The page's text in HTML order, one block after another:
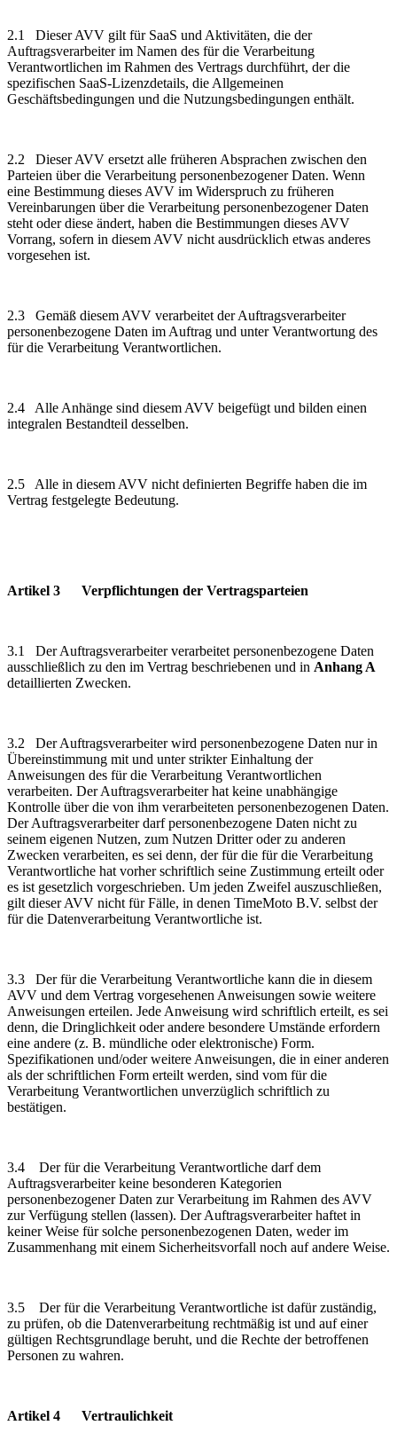
2.1 Dieser AVV gilt für SaaS und Aktivitäten, die der
Auftragsverarbeiter im Namen des für die Verarbeitung
Verantwortlichen im Rahmen des Vertrags durchführt, der die
spezifischen SaaS-Lizenzdetails, die Allgemeinen
Geschäftsbedingungen und die Nutzungsbedingungen enthält.
2.2 Dieser AVV ersetzt alle früheren Absprachen zwischen den
Parteien über die Verarbeitung personenbezogener Daten. Wenn
eine Bestimmung dieses AVV im Widerspruch zu früheren
Vereinbarungen über die Verarbeitung personenbezogener Daten
steht oder diese ändert, haben die Bestimmungen dieses AVV
Vorrang, sofern in diesem AVV nicht ausdrücklich etwas anderes
vorgesehen ist.
2.3 Gemäß diesem AVV verarbeitet der Auftragsverarbeiter
personenbezogene Daten im Auftrag und unter Verantwortung des
für die Verarbeitung Verantwortlichen.
2.4 Alle Anhänge sind diesem AVV beigefügt und bilden einen
integralen Bestandteil desselben.
2.5 Alle in diesem AVV nicht definierten Begriffe haben die im
Vertrag festgelegte Bedeutung.
Artikel 3 Verpflichtungen der Vertragsparteien
3.1 Der Auftragsverarbeiter verarbeitet personenbezogene Daten
ausschließlich zu den im Vertrag beschriebenen und in Anhang A
detaillierten Zwecken.
3.2 Der Auftragsverarbeiter wird personenbezogene Daten nur in
Übereinstimmung mit und unter strikter Einhaltung der
Anweisungen des für die Verarbeitung Verantwortlichen
verarbeiten. Der Auftragsverarbeiter hat keine unabhängige
Kontrolle über die von ihm verarbeiteten personenbezogenen Daten.
Der Auftragsverarbeiter darf personenbezogene Daten nicht zu
seinem eigenen Nutzen, zum Nutzen Dritter oder zu anderen
Zwecken verarbeiten, es sei denn, der für die für die Verarbeitung
Verantwortliche hat vorher schriftlich seine Zustimmung erteilt oder
es ist gesetzlich vorgeschrieben. Um jeden Zweifel auszuschließen,
gilt dieser AVV nicht für Fälle, in denen TimeMoto B.V. selbst der
für die Datenverarbeitung Verantwortliche ist.
3.3 Der für die Verarbeitung Verantwortliche kann die in diesem
AVV und dem Vertrag vorgesehenen Anweisungen sowie weitere
Anweisungen erteilen. Jede Anweisung wird schriftlich erteilt, es sei
denn, die Dringlichkeit oder andere besondere Umstände erfordern
eine andere (z. B. mündliche oder elektronische) Form.
Spezifikationen und/oder weitere Anweisungen, die in einer anderen
als der schriftlichen Form erteilt werden, sind vom für die
Verarbeitung Verantwortlichen unverzüglich schriftlich zu
bestätigen.
3.4 Der für die Verarbeitung Verantwortliche darf dem
Auftragsverarbeiter keine besonderen Kategorien
personenbezogener Daten zur Verarbeitung im Rahmen des AVV
zur Verfügung stellen (lassen). Der Auftragsverarbeiter haftet in
keiner Weise für solche personenbezogenen Daten, weder im
Zusammenhang mit einem Sicherheitsvorfall noch auf andere Weise.
3.5 Der für die Verarbeitung Verantwortliche ist dafür zuständig,
zu prüfen, ob die Datenverarbeitung rechtmäßig ist und auf einer
gültigen Rechtsgrundlage beruht, und die Rechte der betroffenen
Personen zu wahren.
Artikel 4 Vertraulichkeit